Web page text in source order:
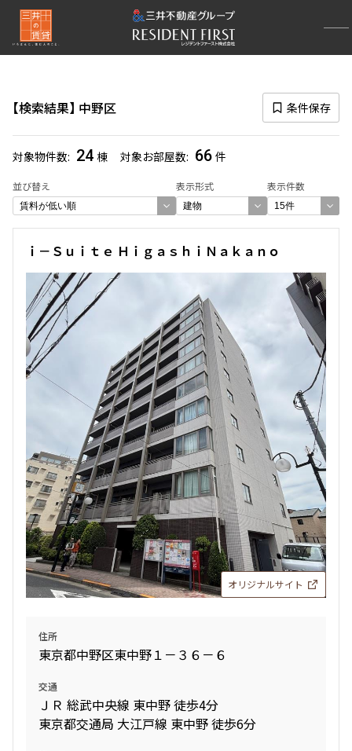
検索結果 中野区 条件保存
対象物件数 24 棟 対象お部屋数 66 件
並び替え 表示形式 表示件数
再検索ナビゲーション
選択中の区
中野区
(66)
選び方を変更する
検索対象お部屋数
お部屋を再検索
検索結果の絞り込み
〜
管理費/共益費含む
礼金なし
敷金なし
礼金１ヶ月以下
フリーレント付き
間取り
1R〜1K
1DK〜1LDK
2LDK
4LDK〜
ｉ－Ｓｕｉｔｅ ＨｉｇａｓｈｉＮａｋａｎｏ
オリジナルサイト
住所
東京都中野区東中野１－３６－６
交通
ＪＲ 総武中央線 東中野 徒歩4分
東京都交通局 大江戸線 東中野 徒歩6分